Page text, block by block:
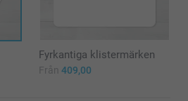
Fyrkantiga klistermärken
Från 409,00